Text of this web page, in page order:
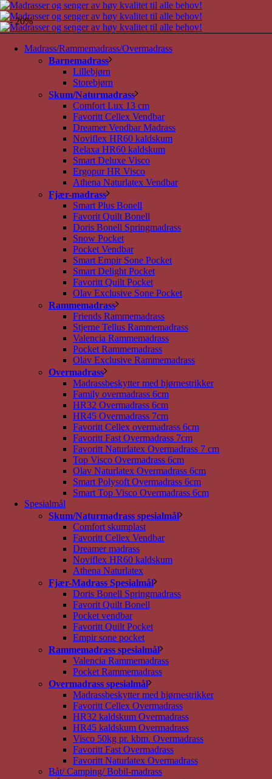
Madrass/Rammemadrass/Overmadrass
Barnemadrass
Lillebjørn
Storebjørn
Skum/Naturmadrass
Comfort Lux 13 cm
Favoritt Cellex Vendbar
Dreamer Vendbar Madrass
Noviflex HR60 kaldskum
Relaxa HR60 kaldskum
Smart Deluxe Visco
Ergopur HR Visco
Athena Naturlatex Vendbar
Fjær-madrass
Smart Plus Bonell
Favorit Quilt Bonell
Doris Bonell Springmadrass
Snow Pocket
Pocket Vendbar
Smart Empir Sone Pocket
Smart Delight Pocket
Favoritt Quilt Pocket
Olav Exclusive Sone Pocket
Rammemadrass
Friends Rammemadrass
Stjerne Tellus Rammemadrass
Valencia Rammemadrass
Pocket Rammemadrass
Olav Exclusive Rammemadrass
Overmadrass
Madrassbeskytter med hjørnestrikker
Family overmadrass 6cm
HR32 Overmadrass 6cm
HR45 Overmadrass 7cm
Favoritt Cellex overmadrass 6cm
Favoritt Fast Overmadrass 7cm
Favoritt Naturlatex Overmadrass 7 cm
Top Visco Overmadrass 6cm
Olav Naturlatex Overmadrass 6cm
Smart Polysoft Overmadrass 6cm
Smart Top Visco Overmadrass 6cm
Spesialmål
Skum/Naturmadrass spesialmål
Comfort skumplast
Favoritt Cellex Vendbar
Dreamer madrass
Noviflex HR60 kaldskum
Athena Naturlatex
Fjær-Madrass Spesialmål
Doris Bonell Springmadrass
Favorit Quilt Bonell
Pocket vendbar
Favoritt Quilt Pocket
Empir sone pocket
Rammemadrass spesialmål
Valencia Rammemadrass
Pocket Rammemadrass
Overmadrass spesialmål
Madrassbeskytter med hjørnestrikker
Favoritt Cellex Overmadrass
HR32 kaldskum Overmadrass
HR45 kaldskum Overmadrass
Visco 50kg pr. kbm. Overmadrass
Favoritt Fast Overmadrass
Favoritt Naturlatex Overmadrass
Båt/ Camping/ Bobil-madrass
- 20%